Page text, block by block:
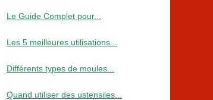
Le Guide Complet pour...
Les 5 meilleures utilisations...
Différents types de moules...
Quand utiliser des ustensiles...